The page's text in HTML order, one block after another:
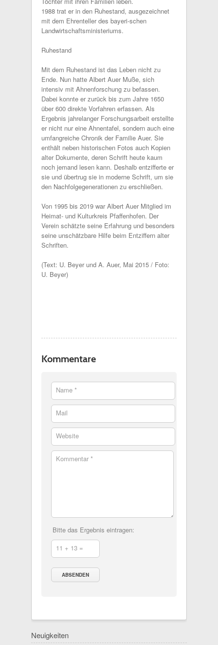
1988 trat er in den Ruhestand, ausgezeichnet
mit dem Ehrenteller des bayeri-schen
Landwirtschaftsministeriums.
Ruhestand
Mit dem Ruhestand ist das Leben nicht zu
Ende. Nun hatte Albert Auer Muße, sich
intensiv mit Ahnenforschung zu befassen.
Dabei konnte er zurück bis zum Jahre 1650
über 600 direkte Vorfahren erfassen. Als
Ergebnis jahrelanger Forschungsarbeit erstellte
er nicht nur eine Ahnentafel, sondern auch eine
umfangreiche Chronik der Familie Auer. Sie
enthält neben historischen Fotos auch Kopien
alter Dokumente, deren Schrift heute kaum
noch jemand lesen kann. Deshalb entzifferte er
sie und übertrug sie in moderne Schrift, um sie
den Nachfolgegenerationen zu erschließen.
Von 1995 bis 2019 war Albert Auer Mitglied im
Heimat- und Kulturkreis Pfaffenhofen. Der
Verein schätzte seine Erfahrung und besonders
seine unschätzbare Hilfe beim Entziffern alter
Schriften.
(Text: U. Beyer und A. Auer, Mai 2015 / Foto:
U. Beyer)
Kommentare
Name *
Mail
Website
Kommentar *
Bitte das Ergebnis eintragen:
11 + 13 =
Neuigkeiten